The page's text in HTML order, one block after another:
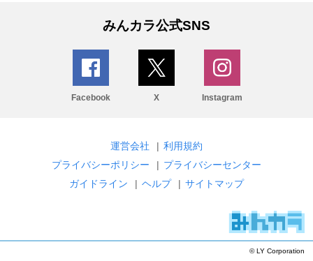
みんカラ公式SNS
Facebook X Instagram
運営会社 | 利用規約
プライバシーポリシー
| プライバシーセンター
ガイドライン
| ヘルプ | サイトマップ
© LY Corporation